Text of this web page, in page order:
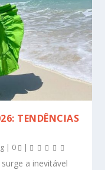
TENDÊNCIAS
| 0 |
a inevitável